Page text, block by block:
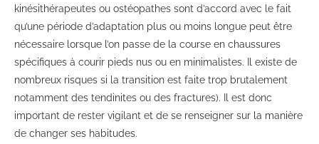
kinésithérapeutes ou ostéopathes sont d’accord avec le fait
qu’une période d’adaptation plus ou moins longue peut être
nécessaire lorsque l’on passe de la course en chaussures
spécifiques à courir pieds nus ou en minimalistes. Il existe de
nombreux risques si la transition est faite trop brutalement
notamment des tendinites ou des fractures). Il est donc
important de rester vigilant et de se renseigner sur la manière
de changer ses habitudes.